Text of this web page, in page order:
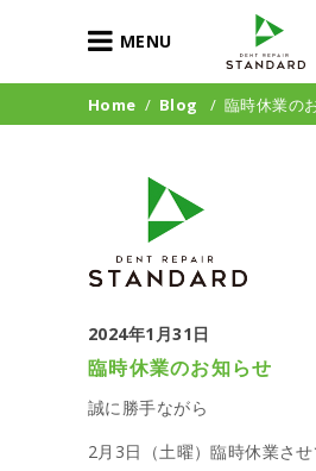
MENU
Home / Blog /臨時休業の
2024年1月31日
臨時休業のお知らせ
誠に勝手ながら
2月3日（土曜）臨時休業さ